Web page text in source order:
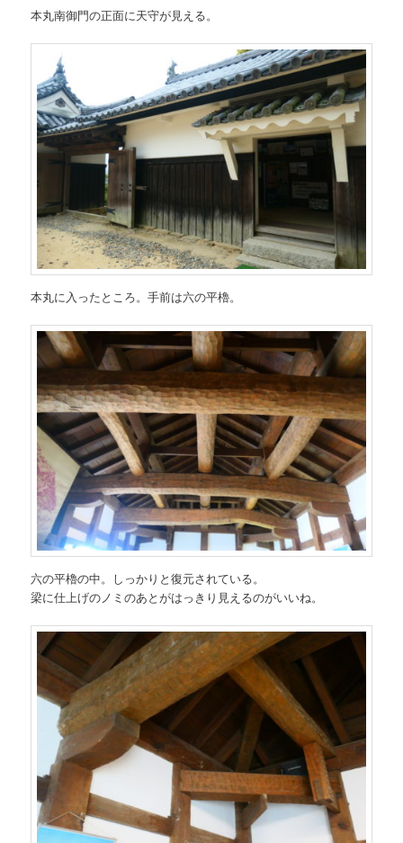
本丸南御門の正面に天守が見える。
本丸に入ったところ。手前は六の平櫓。
六の平櫓の中。しっかりと復元されている。
梁に仕上げのノミのあとがはっきり見えるのがいいね。